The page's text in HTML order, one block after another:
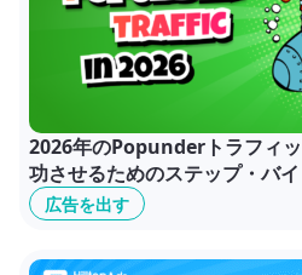
広告を出す
2026年のPopunderトラフィ
功させるためのステップ・バ